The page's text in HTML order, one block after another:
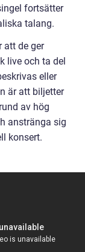
fortsätter
talang.
att de ger
live och ta del
eller
är att biljetter
av hög
anstränga sig
konsert.